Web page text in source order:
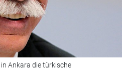
Ankara die türkische